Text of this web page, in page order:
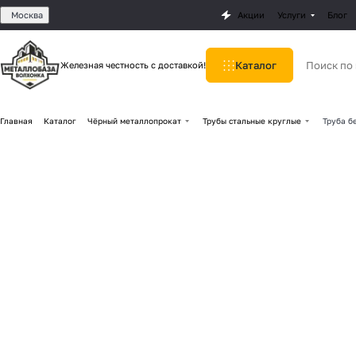
Москва Акции Услуги Блог
Железная честность с доставкой! Каталог
Главная Каталог Чёрный металлопрокат Трубы стальные круглые Труба